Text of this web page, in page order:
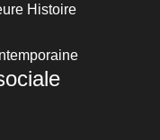
Histoire